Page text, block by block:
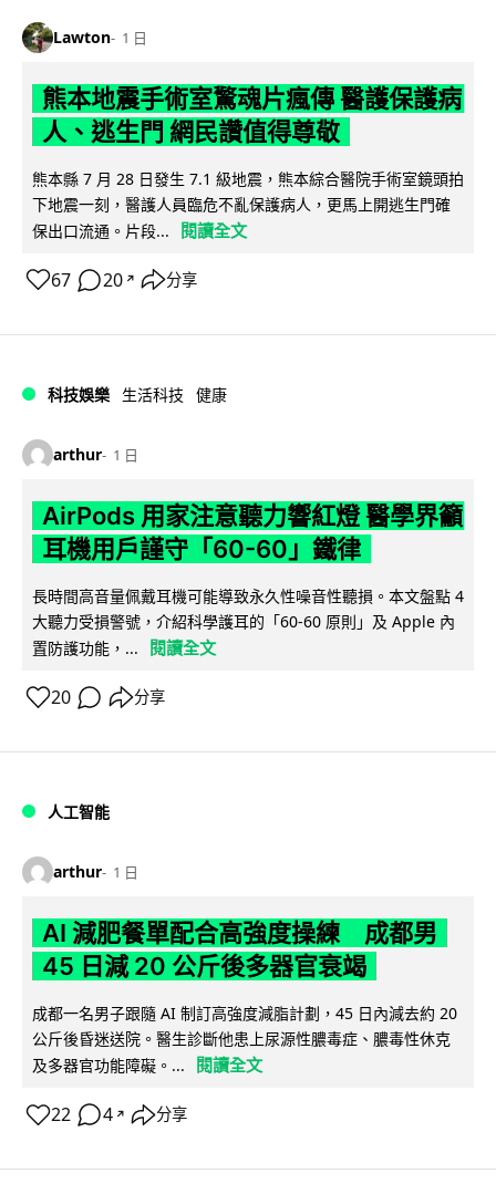
Lawton 1 日
熊本地震手術室驚魂片瘋傳 醫護保護病
人、逃生門 網民讚值得尊敬
熊本縣 7 月 28 日發生 7.1 級地震，熊本綜合醫院手術室鏡頭拍
下地震一刻，醫護人員臨危不亂保護病人，更馬上開逃生門確
保出口流通。片段...
閱讀全文
67 20 ↗ 分享
科技娛樂 生活科技 健康
arthur 1 日
AirPods 用家注意聽力響紅燈 醫學界籲
耳機用戶謹守「60-60」鐵律
長時間高音量佩戴耳機可能導致永久性噪音性聽損。本文盤點 4
大聽力受損警號，介紹科學護耳的「60-60 原則」及 Apple 內
置防護功能，...
閱讀全文
20 分享
人工智能
arthur 1 日
AI 減肥餐單配合高強度操練 成都男
45 日減 20 公斤後多器官衰竭
成都一名男子跟隨 AI 制訂高強度減脂計劃，45 日內減去約 20
公斤後昏迷送院。醫生診斷他患上尿源性膿毒症、膿毒性休克
及多器官功能障礙。...
閱讀全文
22 4 ↗ 分享